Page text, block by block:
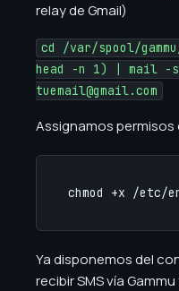
relay de Gmail)
cd /var/spool/
head -n 1) | mail -s
tuemail@gmail.com
Assignamos
chmod +x /etc/
Ya disponemos del
recibir SMS vía